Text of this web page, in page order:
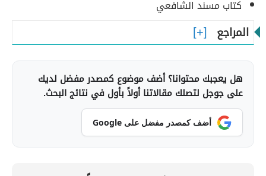
كتاب مسند الشافعي
المراجع
هل يعجبك محتوانا؟ أضف موضوع كمصدر مفضل لديك
على جوجل لتصلك مقالاتنا أولاً بأول في نتائج البحث.
أضف كمصدر مفضل على Google